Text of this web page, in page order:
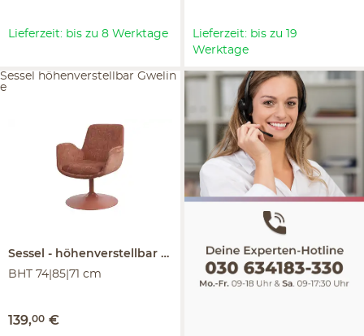
Lieferzeit: bis zu 8 Werktage
Lieferzeit: bis zu 19
Werktage
Sessel höhenverstellbar
Gweline
BHT 74|85|71 cm
139,00 €
Sessel höhenverstellbar Gwelin
e